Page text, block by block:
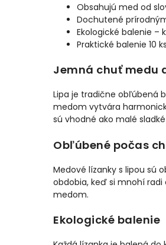
Obsahujú med od
Dochutené
Ekologické balenie –
Praktické balenie 10
Jemná chuť medu
Lipa je tradične obľúbená
medom vytvára
sú vhodné ako malé
Obľúbené počas
Medové lízanky s lipou sú
obdobia, keď si mnohí
medom.
Ekologické balenie